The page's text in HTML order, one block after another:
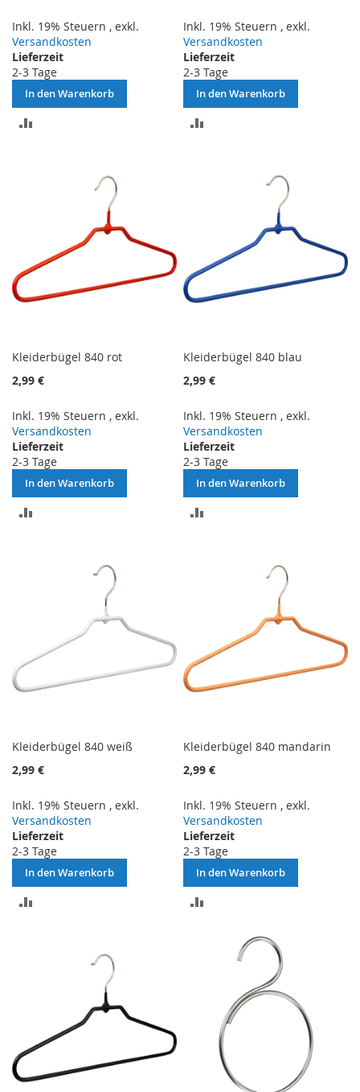
Inkl. 19% Steuern , exkl.
Versandkosten
Lieferzeit
2-3 Tage
In den Warenkorb
HINZUFÜGEN
Inkl. 19% Steuern ,exkl.
Versandkosten
Lieferzeit
2-3 Tage
In den Warenkorb
HINZUFÜGEN
Kleiderbügel 840 rot
2,99 €
Inkl. 19% Steuern , exkl.
Versandkosten
Lieferzeit
2-3 Tage
In den Warenkorb
HINZUFÜGEN
Kleiderbügel 840 blau
2,99 €
Inkl. 19% Steuern ,exkl.
Versandkosten
Lieferzeit
2-3 Tage
In den Warenkorb
HINZUFÜGEN
Kleiderbügel 840 weiß
2,99 €
Inkl. 19% Steuern , exkl.
Versandkosten
Lieferzeit
2-3 Tage
In den Warenkorb
HINZUFÜGEN
Kleiderbügel 840 mandarin
2,99 €
Inkl. 19% Steuern ,exkl.
Versandkosten
Lieferzeit
2-3 Tage
In den Warenkorb
HINZUFÜGEN